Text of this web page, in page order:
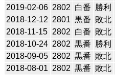
2019-02-06 2802 白番 勝利
2018-12-12 2801 黒番 敗北
2018-11-15 2802 白番 敗北
2018-10-24 2802 黒番 勝利
2018-09-05 2802 黒番 敗北
2018-08-01 2802 黒番 敗北